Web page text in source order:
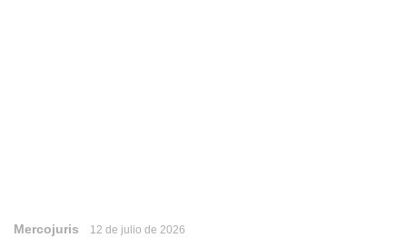
Mercojuris 12 de julio de 2026